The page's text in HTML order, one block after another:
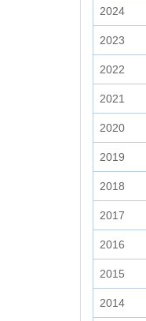
2024
2023
2022
2021
2020
2019
2018
2017
2016
2015
2014